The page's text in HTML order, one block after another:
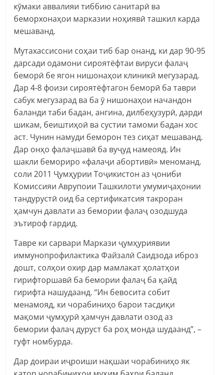
кӯмаки аввалияи тиббию санитарӣ ва
беморхонаҳои марказии ноҳиявӣ ташкил карда
мешаванд.
Мутахассисони соҳаи тиб бар онанд, ки дар 90-95
дарсади одамони сироятёфтаи вируси фалаҷ
беморӣ бе ягон нишонаҳои клиникӣ мегузарад.
Дар 4-8 фоизи сироятёфтагон беморӣ ба таври
сабук мегузарад ва ба ӯ нишонаҳои начандон
баланди таби бадан, ангина, дилбеҳузурӣ, дарди
шикам, беиштиҳоӣ ва сустии тамоми бадан хос
аст. Чунин намуди беморон тез сиҳат мешаванд.
Дар онҳо фалаҷшавӣ ба вуҷуд намеояд. Ин
шакли бемориро «фалаҷи абортивӣ» меноманд.
соли 2011 Ҷумҳурии Тоҷикистон аз ҷониби
Комиссияи Аврупоии Ташкилоти умумиҷаҳонии
тандурустӣ оид ба сертификатсия такроран
ҳамчун давлати аз бемории фалаҷ озодшуда
эътироф гардид.
Тавре ки сарвари Маркази ҷумҳуриявии
иммунопрофилактика Файзалӣ Саидзода иброз
дошт, солҳои охир дар мамлакат ҳолатҳои
гирифторшавӣ ба бемории фалаҷ ба қайд
гирифта нашудаанд. “Ин бевосита собит
менамояд, ки чорабиниҳо барои тасдиқи
мақоми ҷумҳурӣ ҳамчун давлати озод аз
бемории фалаҷ дуруст ба роҳ монда шудаанд”, –
гуфт номбурда.
Дар доираи иҷроиши нақшаи чорабиниҳо як